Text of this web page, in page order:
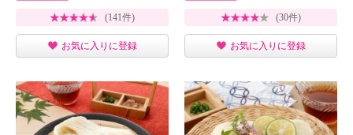
(141件)
お気に入りに登録
(30件)
お気に入りに登録